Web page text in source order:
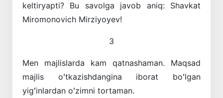
keltiryapti? Bu savolga javob aniq: Shavkat
Miromonovich ­Mirziyoyev!
3
Men majlislarda kam qatnashaman. Maqsad
majlis oʻtkazishdangina iborat boʻlgan
yigʻinlardan oʻzimni tortaman.